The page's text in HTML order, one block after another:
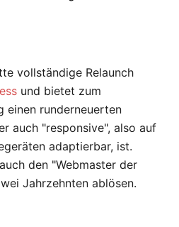
vollständige Relaunch
und bietet zum
einen runderneuerten
auch "responsive", also auf
adaptierbar, ist.
den "Webmaster der
Jahrzehnten ablösen.